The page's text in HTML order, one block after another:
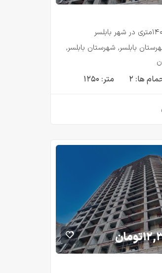
بابلسر, شهرستان بابلسر,
ها: ۲ متر: ۱۲۵۰
تومان